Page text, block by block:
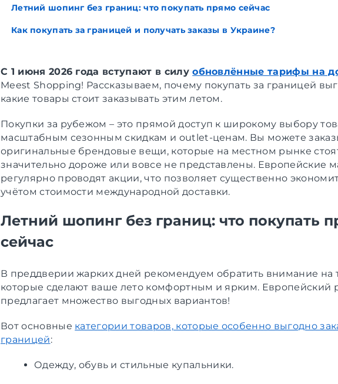
Летний шопинг без границ: что покупать прямо сейчас
Как покупать за границей и получать заказы в Украине?
С 1 июня 2026 года вступают в силуобновлённые тарифы на
Meest Shopping! Рассказываем, почему покупать за границей
какие товары стоит заказывать этим летом.
Покупки за рубежом – это прямой доступ к широкому выбору
масштабным сезонным скидкам и outlet-ценам. Вы можете
оригинальные брендовые вещи, которые на местном рынке
значительно дороже или вовсе не представлены. Европейские
регулярно проводят акции, что позволяет существенно
учётом стоимости международной доставки.
Летний шопинг без границ: что покупать
сейчас
В преддверии жарких дней рекомендуем обратить внимание на
которые сделают ваше лето комфортным и ярким. Европейский
предлагает множество выгодных вариантов!
Вот основные категории товаров, которые особенно выгодно
границей:
Одежду, обувь и стильные купальники.